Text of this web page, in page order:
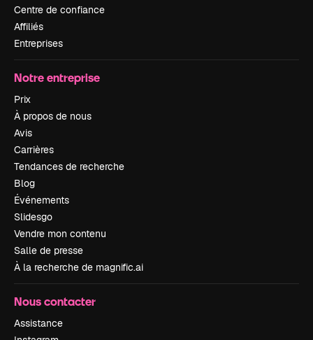
Centre de confiance
Affiliés
Entreprises
Notre entreprise
Prix
À propos de nous
Avis
Carrières
Tendances de recherche
Blog
Événements
Slidesgo
Vendre mon contenu
Salle de presse
À la recherche de magnific.ai
Nous contacter
Assistance